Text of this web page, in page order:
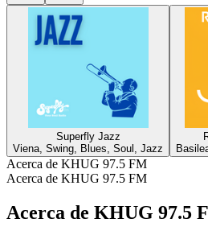
Superfly Jazz
Viena, Swing, Blues, Soul, Jazz
Acerca de KHUG 97.5 FM
Acerca de KHUG 97.5 FM
Acerca de KHUG 97.5